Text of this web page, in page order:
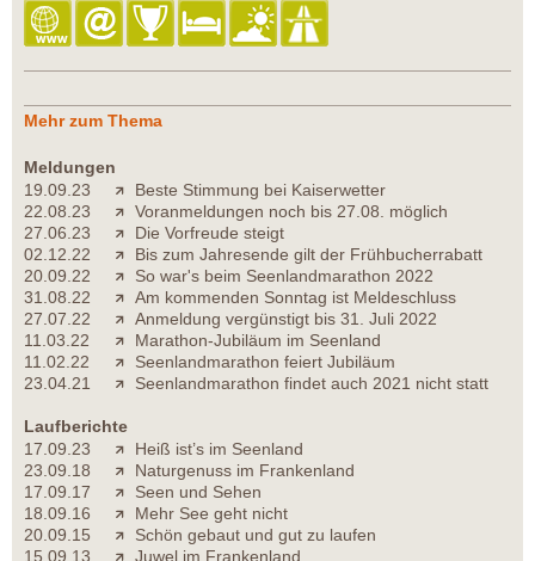
Mehr zum Thema
Meldungen
19.09.23
Beste Stimmung bei Kaiserwetter
22.08.23
Voranmeldungen noch bis 27.08. möglich
27.06.23
Die Vorfreude steigt
02.12.22
Bis zum Jahresende gilt der Frühbucherrabatt
20.09.22
So war's beim Seenlandmarathon 2022
31.08.22
Am kommenden Sonntag ist Meldeschluss
27.07.22
Anmeldung vergünstigt bis 31. Juli 2022
11.03.22
Marathon-Jubiläum im Seenland
11.02.22
Seenlandmarathon feiert Jubiläum
23.04.21
Seenlandmarathon findet auch 2021 nicht statt
Laufberichte
17.09.23
Heiß ist’s im Seenland
23.09.18
Naturgenuss im Frankenland
17.09.17
Seen und Sehen
18.09.16
Mehr See geht nicht
20.09.15
Schön gebaut und gut zu laufen
15.09.13
Juwel im Frankenland